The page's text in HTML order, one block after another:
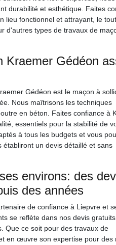
durabilité et esthétique. Faites
lieu fonctionnel et attrayant, le
d'autres types de travaux de
Kraemer Gédéon
Gédéon est le maçon à
Nous maîtrisons les techniques
en béton. Faites confiance à
essentiels pour la stabilité de
à tous les budgets et vous
un devis détaillé et sans
environs: des
des années
de confiance à Liepvre et
se reflète dans nos devis
Que ce soit pour des travaux de
en œuvre son expertise pour des